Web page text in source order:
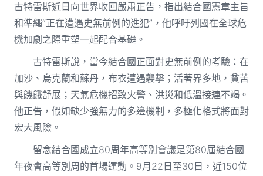
古特雷斯近日向世界收回嚴肅正告，指出結合國憲章主旨
和準繩“正在遭遇史無前例的進犯”，他呼吁列國在全球危
機加劇之際重塑一起配合基礎。
古特雷斯說，當今結合國正面對史無前例的考驗：在
加沙、烏克蘭和蘇丹，布衣遭遇襲擊；活著界多地，貧苦
與饑餓舒展；天氣危機招致火警、洪災和低溫接連不竭。
他正告，假如缺少強無力的多邊機制，多極化格式將面對
宏大風險。
留念結合國成立80周年高等別會議是第80屆結合國
年夜會高等別周的首場運動。9月22日至30日，近150位